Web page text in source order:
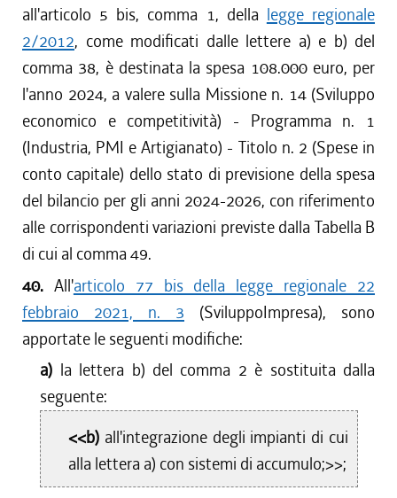
all'articolo 5 bis, comma 1, della legge regionale
2/2012, come modificati dalle lettere a) e b) del
comma 38, è destinata la spesa 108.000 euro, per
l'anno 2024, a valere sulla Missione n. 14 (Sviluppo
economico e competitività) - Programma n. 1
(Industria, PMI e Artigianato) - Titolo n. 2 (Spese in
conto capitale) dello stato di previsione della spesa
del bilancio per gli anni 2024-2026, con riferimento
alle corrispondenti variazioni previste dalla Tabella B
di cui al comma 49.
40. All'articolo 77 bis della legge regionale 22
febbraio 2021, n. 3 (SviluppoImpresa), sono
apportate le seguenti modifiche:
a) la lettera b) del comma 2 è sostituita dalla
seguente:
<<b) all'integrazione degli impianti di cui
alla lettera a) con sistemi di accumulo;>>;